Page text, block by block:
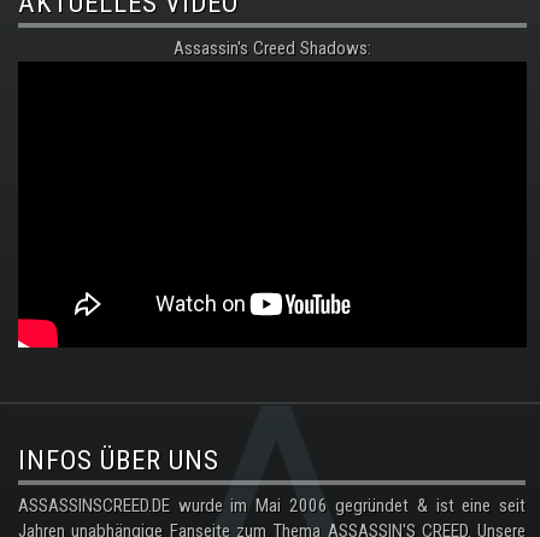
Assassin's Creed Shadows:
.
INFOS ÜBER UNS
ASSASSINSCREED.DE wurde im Mai 2006 gegründet & ist eine seit
Jahren unabhängige Fanseite zum Thema ASSASSIN'S CREED. Unsere